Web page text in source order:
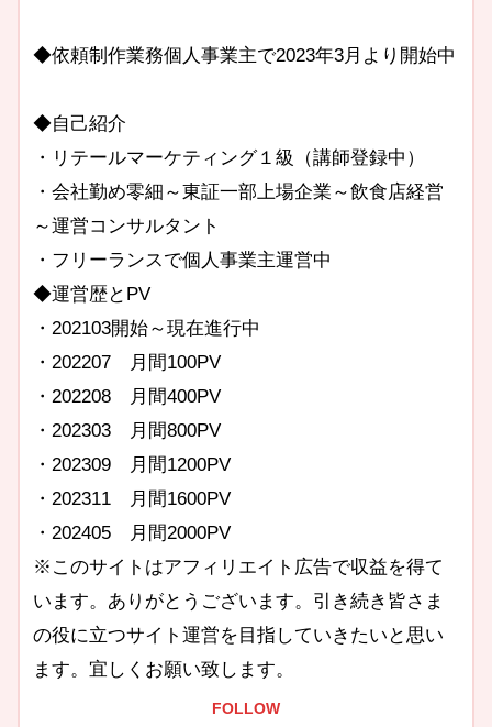
◆依頼制作業務個人事業主で2023年3月より開始中
◆自己紹介
・リテールマーケティング１級（講師登録中）
・会社勤め零細～東証一部上場企業～飲食店経営
～運営コンサルタント
・フリーランスで個人事業主運営中
◆運営歴とPV
・202103開始～現在進行中
・202207 月間100PV
・202208 月間400PV
・202303 月間800PV
・202309 月間1200PV
・202311 月間1600PV
・202405 月間2000PV
※このサイトはアフィリエイト広告で収益を得て
います。ありがとうございます。引き続き皆さま
の役に立つサイト運営を目指していきたいと思い
ます。宜しくお願い致します。
FOLLOW